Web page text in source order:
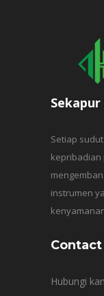
Sekapur
Setiap
kepribadian
instrumen
Contact
Hubungi